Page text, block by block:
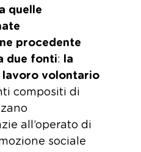
quelle
procedente
due fonti: la
lavoro volontario
compositi di
all’operato di
sociale